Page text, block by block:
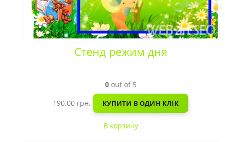
Стенд режим дня
0out of 5
190.00 грн. КУПИТИ В ОДИН КЛІК
В корзину